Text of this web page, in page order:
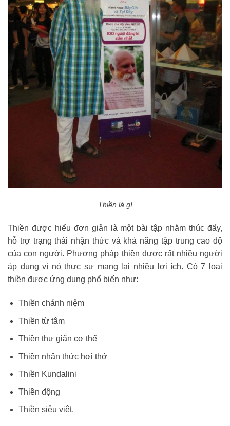
Thiền là gì
Thiền được hiểu đơn giản là một bài tập nhằm thúc đẩy,
hỗ trợ trạng thái nhận thức và khả năng tập trung cao độ
của con người. Phương pháp thiền được rất nhiều người
áp dụng vì nó thực sự mang lại nhiều lợi ích. Có 7 loại
thiền được ứng dụng phổ biến như:
Thiền chánh niệm
Thiền từ tâm
Thiền thư giãn cơ thể
Thiền nhận thức hơi thở
Thiền Kundalini
Thiền động
Thiền siêu việt.